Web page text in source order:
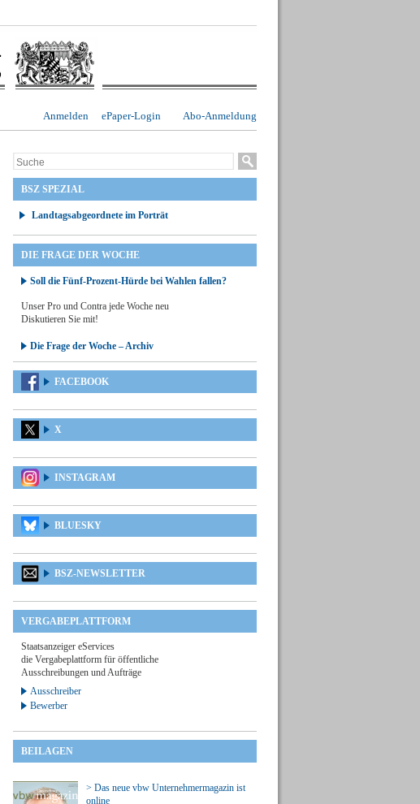
Abo-Anmeldung
ePaper-Login
Anmelden
BSZ SPEZIAL
Landtagsabgeordnete im Porträt
DIE FRAGE DER WOCHE
Soll die Fünf-Prozent-Hürde bei Wahlen fallen?
Unser Pro und Contra jede Woche neu
Diskutieren Sie mit!
Die Frage der Woche – Archiv
FACEBOOK
X
INSTAGRAM
BLUESKY
BSZ-NEWSLETTER
VERGABEPLATTFORM
Staatsanzeiger eServices
die Vergabeplattform für öffentliche
Ausschreibungen und Aufträge
Ausschreiber
Bewerber
BEILAGEN
> Das neue vbw Unternehmermagazin ist
online